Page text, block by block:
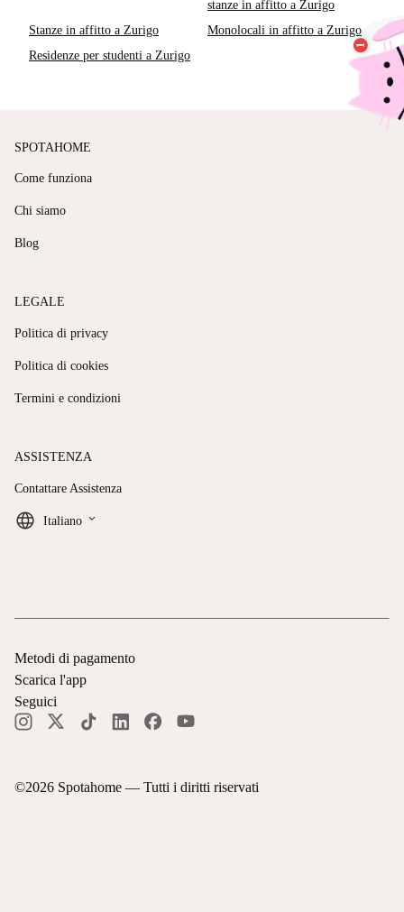
stanze in affitto a Zurigo
Stanze in affitto a Zurigo
Monolocali in affitto a Zurigo
Residenze per studenti a Zurigo
SPOTAHOME
Come funziona
Chi siamo
Blog
LEGALE
Politica di privacy
Politica di cookies
Termini e condizioni
ASSISTENZA
Contattare Assistenza
Italiano keyboard_arrow_down
©2026 Spotahome — Tutti i diritti riservati
Metodi di pagamento
Scarica l'app
Seguici